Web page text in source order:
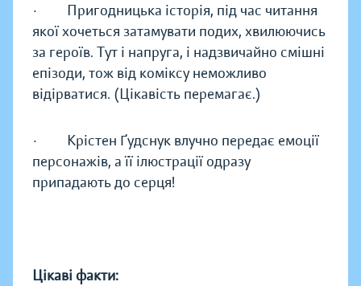
· Пригодницька історія, під час читання
якої хочеться затамувати подих, хвилюючись
за героїв. Тут і напруга, і надзвичайно смішні
епізоди, тож від коміксу неможливо
відірватися. (Цікавість перемагає.)
· Крістен Ґудснук влучно передає емоції
персонажів, а її ілюстрації одразу
припадають до серця!
Цікаві факти: